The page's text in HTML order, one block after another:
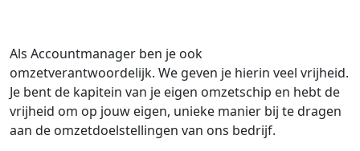
Als Accountmanager ben je ook
omzetverantwoordelijk. We geven je hierin veel vrijheid.
Je bent de kapitein van je eigen omzetschip en hebt de
vrijheid om op jouw eigen, unieke manier bij te dragen
aan de omzetdoelstellingen van ons bedrijf.